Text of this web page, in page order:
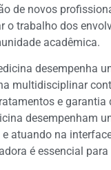
de novos
o trabalho dos
acadêmica.
desempenha
multidisciplinar
e garantia
desempenham
atuando na
é essencial